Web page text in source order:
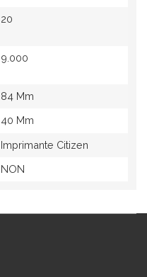
20
9.000
84 Mm
40 Mm
Imprimante Citizen
NON